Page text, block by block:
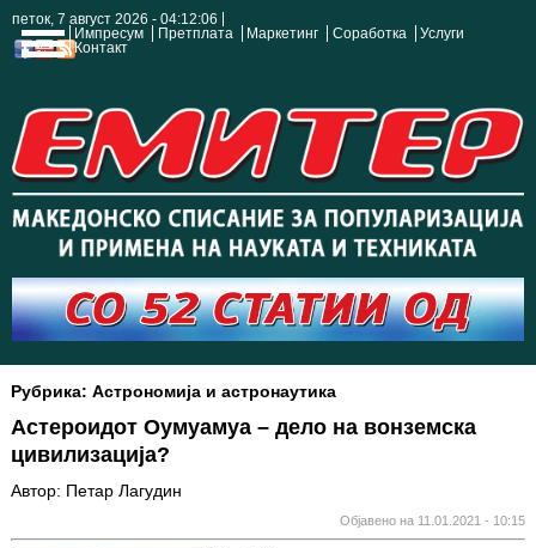
петок, 7 август 2026 - 04:12:07
Импресум
Претплата Маркетинг Соработка
Услуги
Контакт
Рубрика: Астрономија и астронаутика
Астероидот Оумуамуа – дело на вонземска
цивилизација?
Автор: Петар Лагудин
Објавено на 11.01.2021 - 10:15